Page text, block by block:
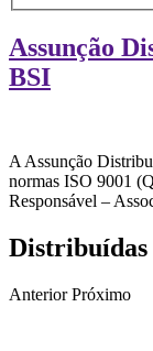
Assunção
BSI
A Assunção
normas ISO 9001
Responsável –
Distribuídas
Anterior Próximo